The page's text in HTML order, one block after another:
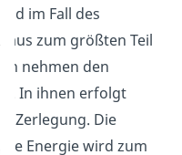
im Fall des
zum größten Teil
nehmen den
In ihnen erfolgt
Zerlegung. Die
Energie wird zum